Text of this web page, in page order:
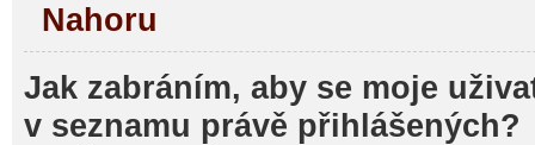
Nahoru
Jak zabráním, aby se moje
v seznamu právě přihlášených?